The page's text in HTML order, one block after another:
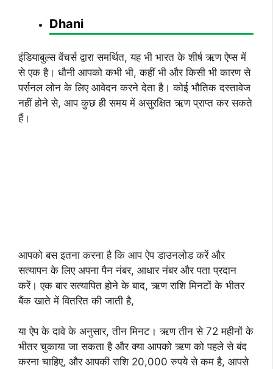
Dhani
इंडियाबुल्स वेंचर्स द्वारा समर्थित, यह भी भारत के शीर्ष ऋण ऐप्स में
से एक है। धौनी आपको कभी भी, कहीं भी और किसी भी कारण से
पर्सनल लोन के लिए आवेदन करने देता है। कोई भौतिक दस्तावेज
नहीं होने से, आप कुछ ही समय में असुरक्षित ऋण प्राप्त कर सकते
हैं।
आपको बस इतना करना है कि आप ऐप डाउनलोड करें और
सत्यापन के लिए अपना पैन नंबर, आधार नंबर और पता प्रदान
करें। एक बार सत्यापित होने के बाद, ऋण राशि मिनटों के भीतर
बैंक खाते में वितरित की जाती है,
या ऐप के दावे के अनुसार, तीन मिनट। ऋण तीन से 72 महीनों के
भीतर चुकाया जा सकता है और क्या आपको ऋण को पहले से बंद
करना चाहिए, और आपकी राशि 20,000 रुपये से कम है, आपसे